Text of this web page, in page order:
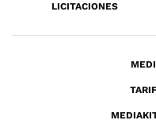
LICITACIONES